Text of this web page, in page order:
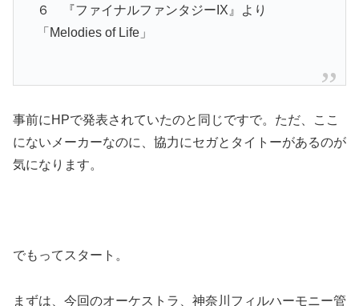
６ 『ファイナルファンタジーIX』より
「Melodies of Life」
事前にHPで発表されていたのと同じですで。ただ、ここ
にないメーカーなのに、協力にセガとタイトーがあるのが
気になります。
でもってスタート。
まずは、今回のオーケストラ、神奈川フィルハーモニー管